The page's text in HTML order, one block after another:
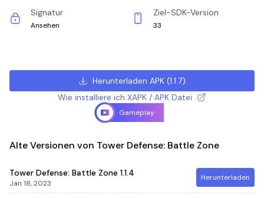
Signatur
Ansehen
Ziel-SDK-Version
33
Herunterladen APK(1.1.7)
Wie installiere ich XAPK / APK Datei
Gameplay
Alte Versionen von Tower Defense: Battle Zone
Tower Defense: Battle Zone 1.1.4
Jan 18, 2023
Herunterladen